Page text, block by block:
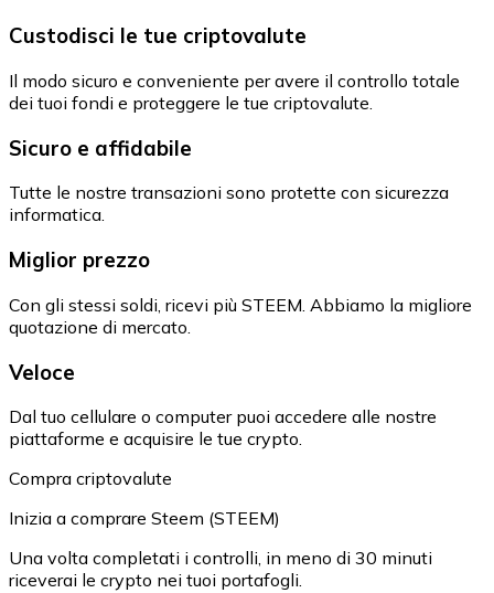
Custodisci le tue criptovalute
Il modo sicuro e conveniente per avere il controllo totale
dei tuoi fondi e proteggere le tue criptovalute.
Sicuro e affidabile
Tutte le nostre transazioni sono protette con sicurezza
informatica.
Miglior prezzo
Con gli stessi soldi, ricevi più STEEM. Abbiamo la migliore
quotazione di mercato.
Veloce
Dal tuo cellulare o computer puoi accedere alle nostre
piattaforme e acquisire le tue crypto.
Compra criptovalute
Inizia a comprare Steem (STEEM)
Una volta completati i controlli, in meno di 30 minuti
riceverai le crypto nei tuoi portafogli.